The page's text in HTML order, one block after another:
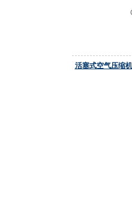
活塞式空气压缩